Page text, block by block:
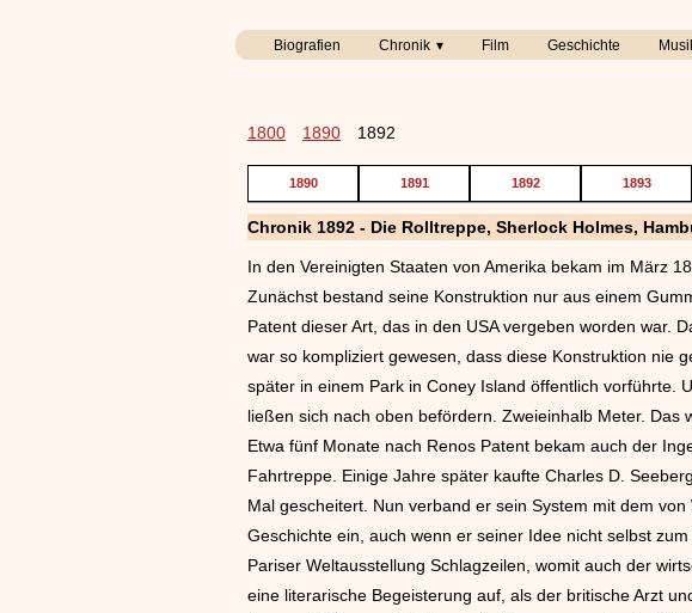
Biografien Chronik Film Geschichte
1800 1890 1892
1890 1891 1892 1893
Chronik 1892 - Die Rolltreppe, Sherlock Holmes,
In den Vereinigten Staaten von Amerika bekam im März
Zunächst bestand seine Konstruktion nur aus einem
Patent dieser Art, das in den USA vergeben worden war.
war so kompliziert gewesen, dass diese Konstruktion nie
später in einem Park in Coney Island öffentlich vorführte.
ließen sich nach oben befördern. Zweieinhalb Meter. Das
Etwa fünf Monate nach Renos Patent bekam auch der
Fahrtreppe. Einige Jahre später kaufte Charles D.
Mal gescheitert. Nun verband er sein System mit dem
Geschichte ein, auch wenn er seiner Idee nicht selbst
Pariser Weltausstellung Schlagzeilen, womit auch der
eine literarische Begeisterung auf, als der britische Arzt